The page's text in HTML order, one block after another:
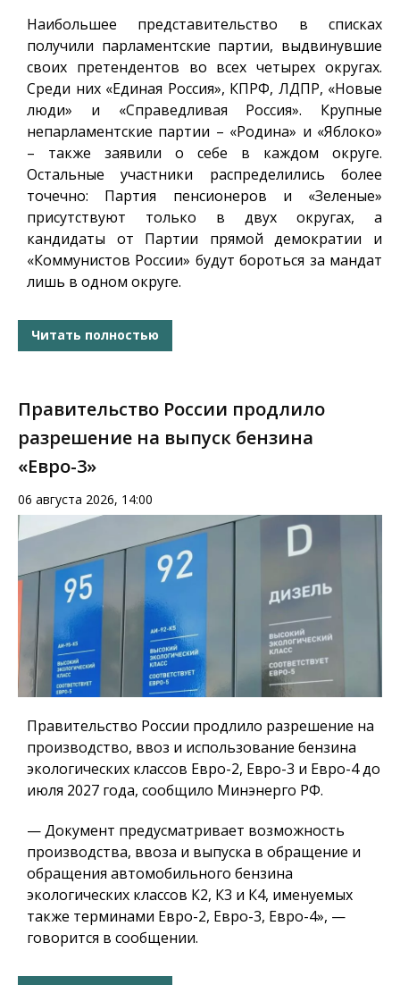
Наибольшее представительство в списках
получили парламентские партии, выдвинувшие
своих претендентов во всех четырех округах.
Среди них «Единая Россия», КПРФ, ЛДПР, «Новые
люди» и «Справедливая Россия». Крупные
непарламентские партии – «Родина» и «Яблоко»
– также заявили о себе в каждом округе.
Остальные участники распределились более
точечно: Партия пенсионеров и «Зеленые»
присутствуют только в двух округах, а
кандидаты от Партии прямой демократии и
«Коммунистов России» будут бороться за мандат
лишь в одном округе.
Читать полностью
Правительство России продлило
разрешение на выпуск бензина
«Евро-3»
06 августа 2026, 14:00
Правительство России продлило разрешение на
производство, ввоз и использование бензина
экологических классов Евро-2, Евро-3 и Евро-4 до
июля 2027 года, сообщило Минэнерго РФ.
— Документ предусматривает возможность
производства, ввоза и выпуска в обращение и
обращения автомобильного бензина
экологических классов К2, К3 и К4, именуемых
также терминами Евро-2, Евро-3, Евро-4», —
говорится в сообщении.